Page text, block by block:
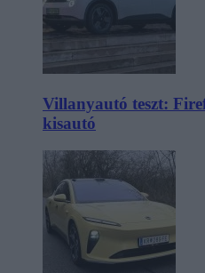
Villanyautó teszt:
kisautó